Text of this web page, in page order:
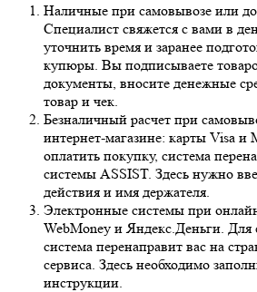
Наличные при самовывозе или
Специалист свяжется с вами в
уточнить время и заранее
купюры. Вы подписываете
документы, вносите денежные
товар и чек.
Безналичный расчет при
интернет-магазине: карты Visa и
оплатить покупку, система
системы ASSIST. Здесь нужно
действия и имя держателя.
Электронные системы при
WebMoney и Яндекс.Деньги.
система перенаправит вас на
сервиса. Здесь необходимо
инструкции.